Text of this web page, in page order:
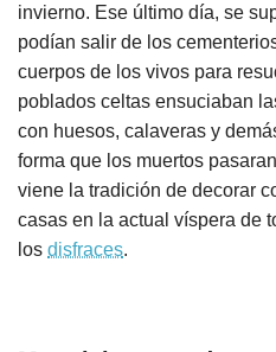
invierno. Ese último día, se
podían salir de los
cuerpos de los vivos para
poblados celtas ensuciaban
con huesos, calaveras y
forma que los muertos
viene la tradición de decorar
casas en la actual víspera de
los disfraces.